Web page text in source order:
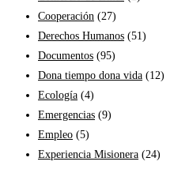
Cooperación (27)
Derechos Humanos (51)
Documentos (95)
Dona tiempo dona vida (12)
Ecología (4)
Emergencias (9)
Empleo (5)
Experiencia Misionera (24)